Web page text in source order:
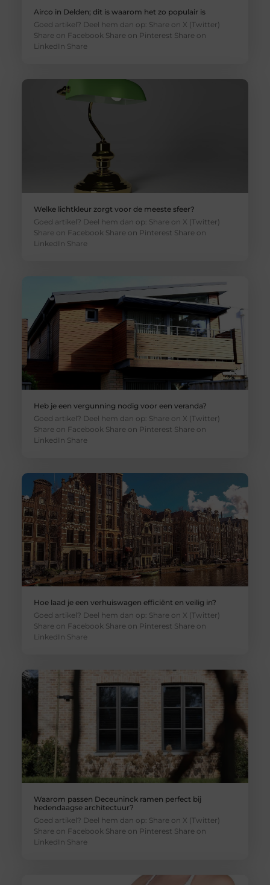
Airco in Delden; dit is waarom het zo populair is
Goed artikel? Deel hem dan op: Share on X (Twitter)
Share on Facebook Share on Pinterest Share on
LinkedIn Share
Welke lichtkleur zorgt voor de meeste sfeer?
Goed artikel? Deel hem dan op: Share on X (Twitter)
Share on Facebook Share on Pinterest Share on
LinkedIn Share
Heb je een vergunning nodig voor een veranda?
Goed artikel? Deel hem dan op: Share on X (Twitter)
Share on Facebook Share on Pinterest Share on
LinkedIn Share
Hoe laad je een verhuiswagen efficiënt en veilig in?
Goed artikel? Deel hem dan op: Share on X (Twitter)
Share on Facebook Share on Pinterest Share on
LinkedIn Share
Waarom passen Deceuninck ramen perfect bij
hedendaagse architectuur?
Goed artikel? Deel hem dan op: Share on X (Twitter)
Share on Facebook Share on Pinterest Share on
LinkedIn Share